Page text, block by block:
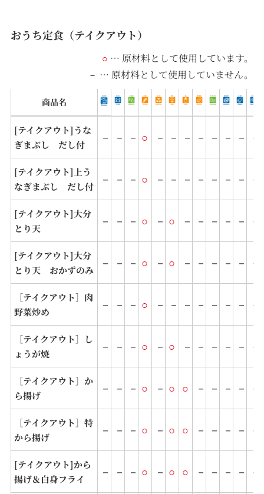
おうち定食（テイクアウト）
○ … 原材料として使⽤しています。
－ … 原材料として使⽤していません。
商品名
[テイクアウト]うな
ぎまぶし だし付
－ － － ○ － － － － － － － －
[テイクアウト]上う
なぎまぶし だし付
－ － － ○ － － － － － － － －
[テイクアウト]大分
とり天
－ － － ○ － ○ － － － － － －
[テイクアウト]大分
とり天 おかずのみ
－ － － ○ － ○ － － － － － －
［テイクアウト］肉
野菜炒め
－ － － ○ － － － － － － － －
［テイクアウト］し
ょうが焼
－ － － ○ － ○ － － － － － －
［テイクアウト］か
ら揚げ
－ － － ○ － ○ ○ － － － － －
［テイクアウト］特
から揚げ
－ － － ○ － ○ ○ － － － － －
[テイクアウト]から
揚げ＆白身フライ
－ － － ○ － ○ ○ － － － － －